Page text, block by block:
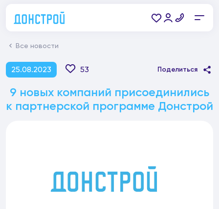
Все новости
25.08.2023 53 Поделиться
9 новых компаний присоединились
к партнерской программе Донстрой